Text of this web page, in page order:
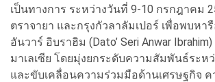
เป็นทางการ ระหว่างวันที่ 9-10 กรกฎาคม
ตราจายา และกรุงกัวลาลัมเปอร์ เพื่อพบหา
อันวาร์ อิบราฮิม (Dato’ Seri Anwar
มาเลเซีย โดยมุ่งยกระดับความสัมพันธ์ระห
และขับเคลื่อนความร่วมมือด้านเศรษฐกิจ